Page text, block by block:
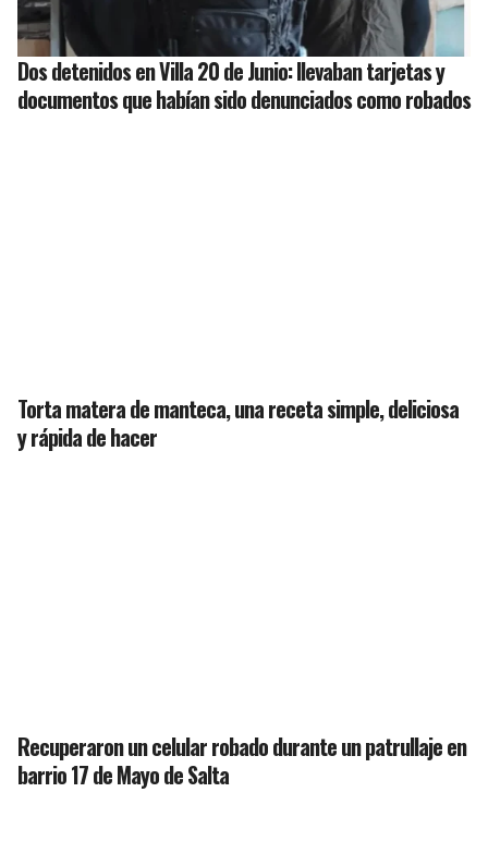
Dos detenidos en Villa 20 de Junio: llevaban tarjetas y
documentos que habían sido denunciados como robados
Torta matera de manteca, una receta simple, deliciosa
y rápida de hacer
Recuperaron un celular robado durante un patrullaje en
barrio 17 de Mayo de Salta